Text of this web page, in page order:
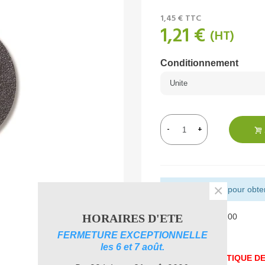
1,45 € TTC
1,21 € (HT)
Conditionnement
- +
Montant restant pour
Référence: 0106100
Aimer 0
UNE PROBLEMATIQUE
HORAIRES D'ETE
FERMETURE EXCEPTIONNELLE
les 6 et 7 août.
×